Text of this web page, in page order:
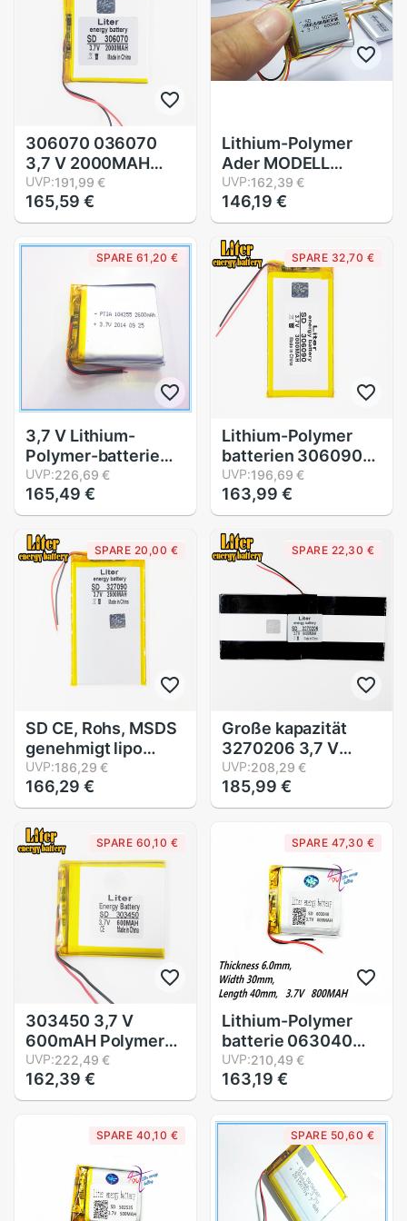
bluetooth
306070 036070
3,7 V 2000MAH
Lithium-Polymer-
Batterie Für PSP
PDA GPS DVR E-
Buchen Tablette PC
Energie Bank wexler
Buch E6005
UVP:191,99 €
165,59 €
Lithium-Polymer
Ader MODELL
582535 602535 Li-
Polymer 3,7 v 600
mah 1.7wh
tachographen
gemeinsame akkus
UVP:162,39 €
146,19 €
SPARE 61,20 €
3,7 V Lithium-
Polymer-batterie
2600 mah 104255
Handy, Mobiltelefon
Energie liefern
Tablette GPS
Navigator
UVP:226,69 €
165,49 €
SPARE 32,70 €
Lithium-Polymer
batterien 306090
3,7 V/haltige
3000mAh / 7 zoll
Tablette PC
Universal- Batterie
LI
UVP:196,69 €
163,99 €
SPARE 20,00 €
SD CE, Rohs, MSDS
genehmigt lipo
batterie 3,7 v
327090 für Tablette
pc 2500mah
UVP:186,29 €
166,29 €
SPARE 22,30 €
Große kapazität
3270206 3,7 V
Tablette batterie
6000mah jeder
Tablette Universal-
Lithium-batterien
UVP:208,29 €
185,99 €
SPARE 60,10 €
303450 3,7 V
600mAH Polymer
Lithium-Ion/Li-Ion
batterie für
dvr,GPS,mp3,mp4,
lautsprecher
UVP:222,49 €
162,39 €
SPARE 47,30 €
Lithium-Polymer
batterie 063040
603040 3,7 V
800mah MP3 MP4
GPS Tablette
UVP:210,49 €
163,19 €
SPARE 40,10 € SPARE 50,60 €